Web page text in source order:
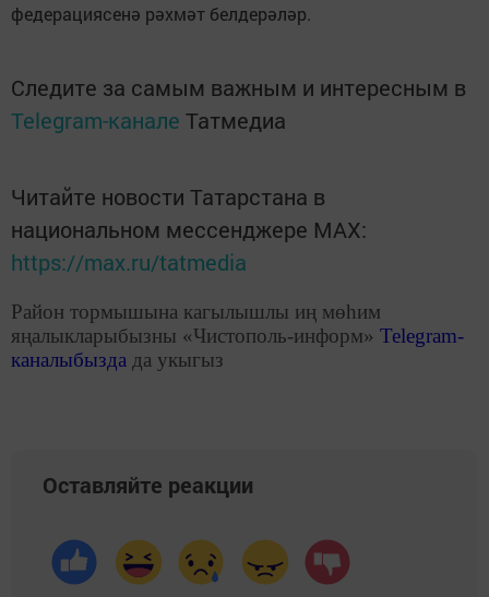
федерациясенә рәхмәт белдерәләр.
Следите за самым важным и интересным в
Telegram-канале Татмедиа
Читайте новости Татарстана в
национальном мессенджере MАХ:
https://max.ru/tatmedia
Район тормышына кагылышлы иң мөһим
яңалыкларыбызны «Чистополь-информ» Telegram-
каналыбызда да укыгыз
Оставляйте реакции